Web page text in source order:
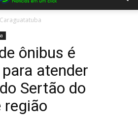
Caraguatatuba
ônibus é
atender
Sertão do
região